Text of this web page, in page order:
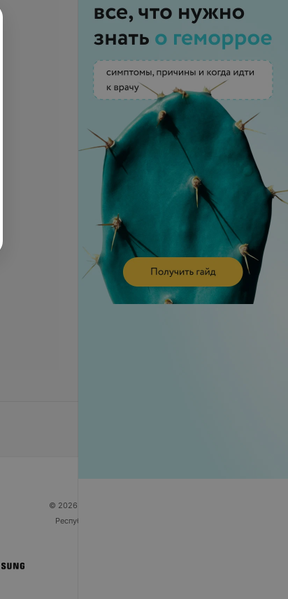
© 2026 ООО «Артокс Лаб», УНП 191700409
Республика Беларусь, г. Минск, улица Толбухина, 2,